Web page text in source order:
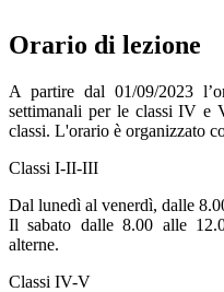
Orario di lezione
A partire dal 01/09/2023
settimanali per le classi IV e
classi. L'orario è organizzato
Classi I-II-III
Dal lunedì al venerdì, dalle
Il sabato dalle 8.00 alle
alterne.
Classi IV-V